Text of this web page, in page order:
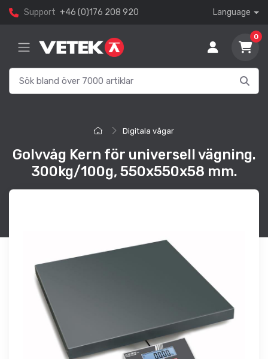
Support +46 (0)176 208 920 Language
0
Digitala vågar
Golvvåg Kern för universell vägning.
300kg/100g, 550x550x58 mm.